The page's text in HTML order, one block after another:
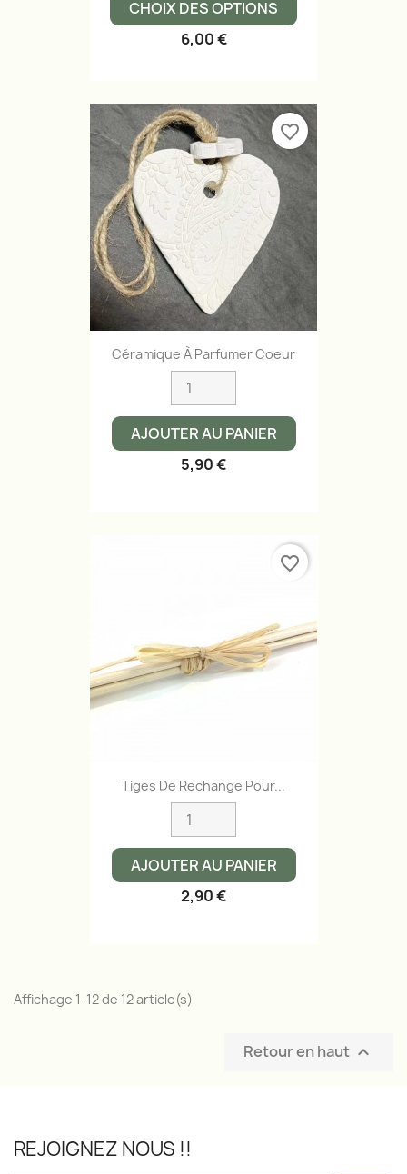
CHOIX DES OPTIONS
6,00 €
Céramique À Parfumer Coeur
AJOUTER AU PANIER
5,90 €
favorite_border
Tiges De Rechange Pour...
AJOUTER AU PANIER
2,90 €
favorite_border
Affichage 1-12 de 12 article(s)
Retour en haut 
REJOIGNEZ NOUS !!